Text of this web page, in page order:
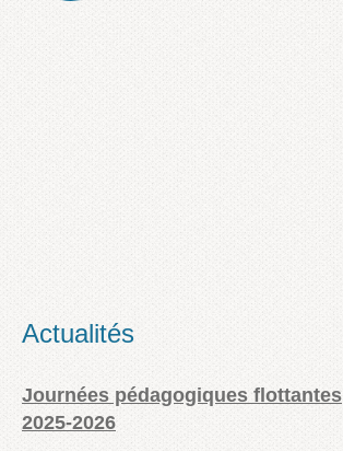
Actualités
Journées pédagogiques flottantes
2025-2026